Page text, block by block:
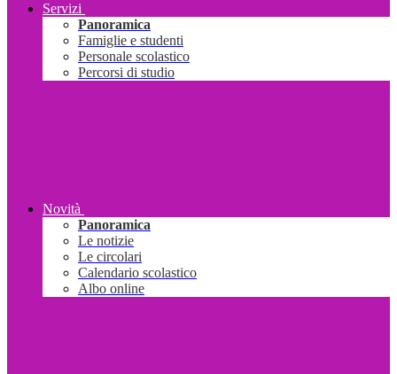
Servizi
Panoramica
Famiglie e studenti
Personale scolastico
Percorsi di studio
Novità
Panoramica
Le notizie
Le circolari
Calendario scolastico
Albo online